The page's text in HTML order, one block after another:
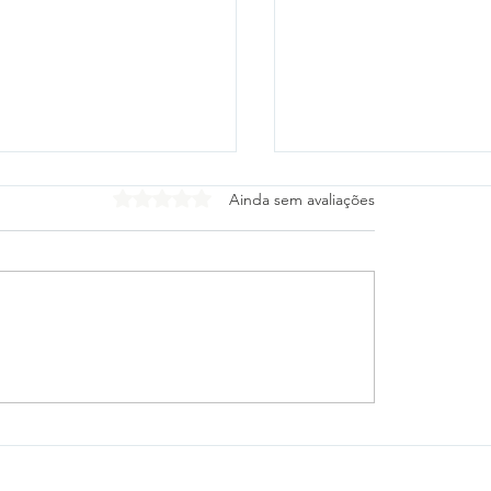
mudança de planos
Avaliado com 0 de 5 estrelas.
Ainda sem avaliações